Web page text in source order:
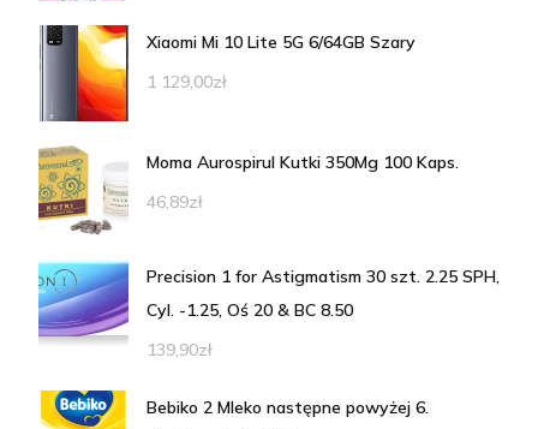
Xiaomi Mi 10 Lite 5G 6/64GB Szary
1 129,00zł
Moma Aurospirul Kutki 350Mg 100 Kaps.
46,89zł
Precision 1 for Astigmatism 30 szt. 2.25 SPH,
Cyl. -1.25, Oś 20 & BC 8.50
139,90zł
Bebiko 2 Mleko następne powyżej 6.